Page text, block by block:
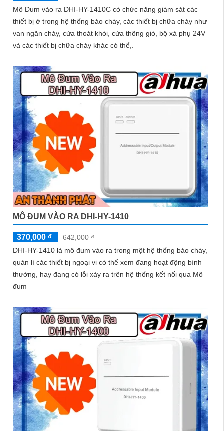
Mô Đum vào ra DHI-HY-1410C có chức năng giám sát các
thiết bị ở trong hệ thống báo cháy, các thiết bị chữa cháy như
van ngăn cháy, cửa thoát khói, cửa thông gió, bộ xả phụ 24V
và các thiết bị chữa cháy khác có thể,.
MÔ ĐUM VÀO RA DHI-HY-1410
370,000 ₫
642,000 ₫
DHI-HY-1410 là mô đum vào ra trong một hệ thống báo cháy,
quản lí các thiết bị ngoại vi có thể xem đang hoạt động bình
thường, hay đang có lỗi xảy ra trên hệ thống kết nối qua Mô
đum